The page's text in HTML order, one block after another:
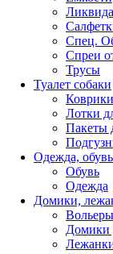
Спец.
Спреи
Трусы
Туалет собаки
Коврики
Лотки
Пакеты
Одежда, обувь
Обувь
Одежда
Домики,
Домики